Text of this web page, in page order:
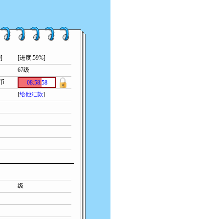
[进度:59%]
67级
08:58:58
[给他汇款]
级